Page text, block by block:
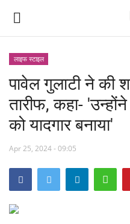
छत्तीसगढ़
मध्यप्रदेश
देश
अन्य देश
मनोरंजन
लाइफ स्टाइल
पावेल गुलाटी ने की
तारीफ, कहा-
को यादगार बनाया'
Apr 25, 2024 - 09:05